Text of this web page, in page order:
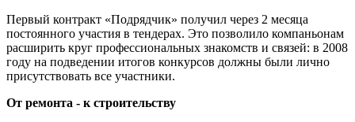
Первый контракт «Подрядчик» получил через 2 месяца
постоянного участия в тендерах. Это позволило компаньонам
расширить круг профессиональных знакомств и связей: в 2008
году на подведении итогов конкурсов должны были лично
присутствовать все участники.
От ремонта - к строительству